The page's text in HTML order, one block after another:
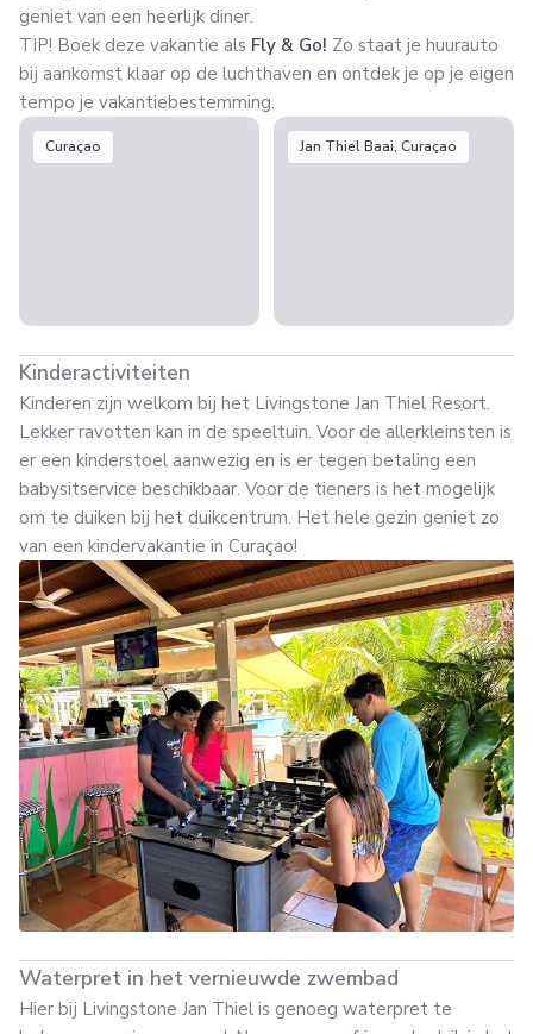
geniet van een heerlijk diner.
TIP! Boek deze vakantie als Fly & Go! Zo staat je huurauto
bij aankomst klaar op de luchthaven en ontdek je op je eigen
tempo je vakantiebestemming.
Curaçao Jan Thiel Baai, Curaçao
Kinderactiviteiten
Kinderen zijn welkom bij het Livingstone Jan Thiel Resort.
Lekker ravotten kan in de speeltuin. Voor de allerkleinsten is
er een kinderstoel aanwezig en is er tegen betaling een
babysitservice beschikbaar. Voor de tieners is het mogelijk
om te duiken bij het duikcentrum. Het hele gezin geniet zo
van een kindervakantie in Curaçao!
Waterpret in het vernieuwde zwembad
Hier bij Livingstone Jan Thiel is genoeg waterpret te